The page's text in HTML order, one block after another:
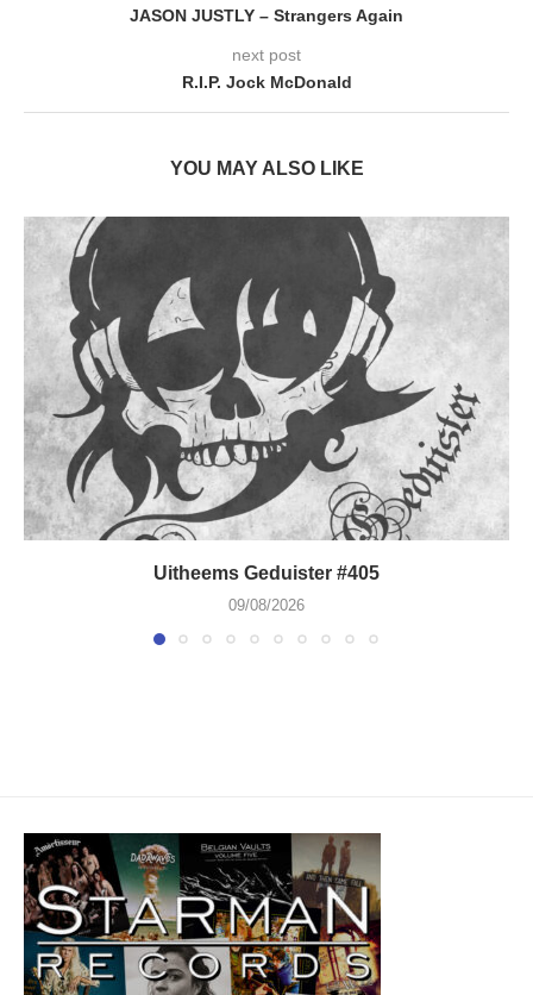
JASON JUSTLY – Strangers Again
next post
R.I.P. Jock McDonald
YOU MAY ALSO LIKE
Uitheems Geduister #405
09/08/2026